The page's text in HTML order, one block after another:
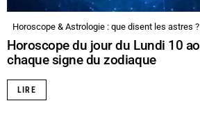
Horoscope & Astrologie : que disent les astres ?
Horoscope du jour du Lundi 10
chaque signe du zodiaque
LIRE